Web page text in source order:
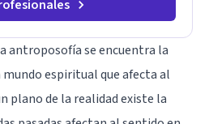
antroposofía se encuentra la
mundo espiritual que afecta al
plano de la realidad existe la